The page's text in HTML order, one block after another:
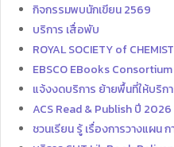
กิจกรรมพบนักเขียน 2569
บริการ เสื่อพับ
ROYAL SOCIETY of
EBSCO EBooks
แจ้งงดบริการ ย้ายพื้นที่ให้บริก
ACS Read & Publish ปี 2026
ชวนเรียน รู้ เรื่องการวางแผน